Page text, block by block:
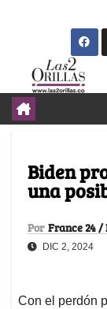
Biden
una
Por France 24 /
DIC 2, 2024
Con el perdón